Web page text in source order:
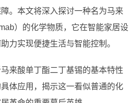
。本文将深入探讨一种名为马来
）的化学物质，它在智能家居设
力实现便捷生活与智能控制。
来酸单丁酯二丁基锡的基本特性
体应用，揭示这一看似普通的化